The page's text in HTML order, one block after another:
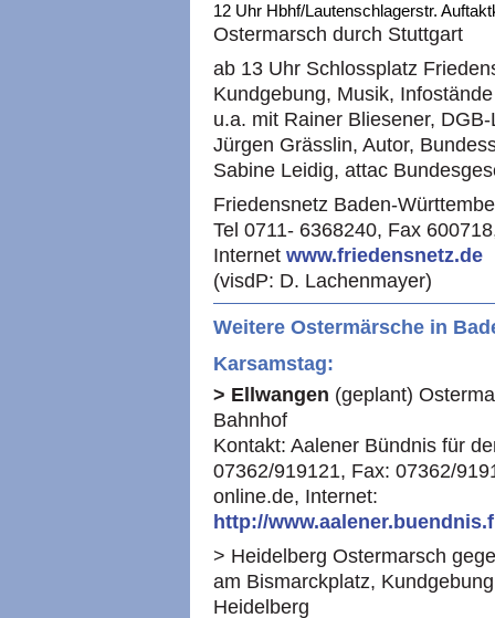
12 Uhr Hbhf/Lautenschlagerstr.
Ostermarsch durch Stuttgart
ab 13 Uhr Schlossplatz
Kundgebung, Musik,
u.a. mit Rainer Bliesener, DGB-
Jürgen Grässlin, Autor,
Sabine Leidig, attac
Friedensnetz Baden-
Tel 0711- 6368240, Fax
Internet www.friedensnetz.de
(visdP: D. Lachenmayer)
Weitere Ostermärsche in
Karsamstag:
> Ellwangen (geplant)
Bahnhof
Kontakt: Aalener Bündnis für
07362/919121, Fax: 07362/
online.de, Internet:
http://
> Heidelberg Ostermarsch
am Bismarckplatz,
Heidelberg